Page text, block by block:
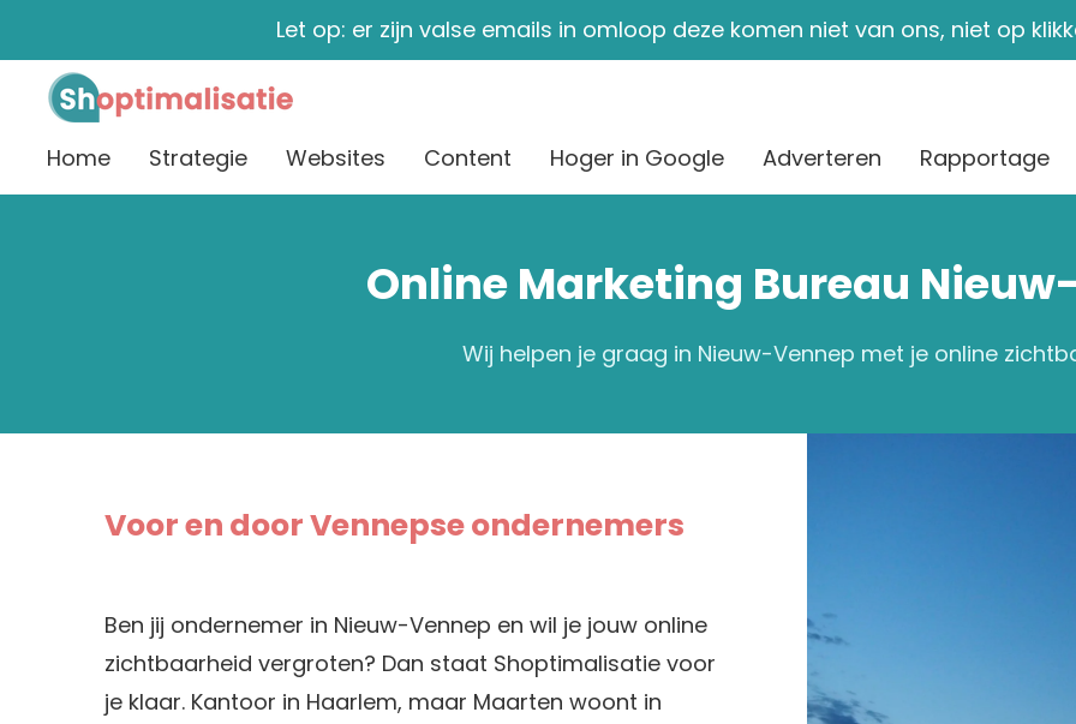
direct
naar
Let op: er zijn valse emails in omloop deze komen niet van ons, niet op
Home Strategie Websites Content Hoger in Google Adverteren Rapportage
Online Marketing Bureau
Wij helpen je graag in Nieuw-Vennep met je online
Voor en door Vennepse ondernemers
Ben jij ondernemer in Nieuw-Vennep en wil je jouw online
zichtbaarheid vergroten? Dan staat Shoptimalisatie voor
je klaar. Kantoor in Haarlem, maar Maarten woont in